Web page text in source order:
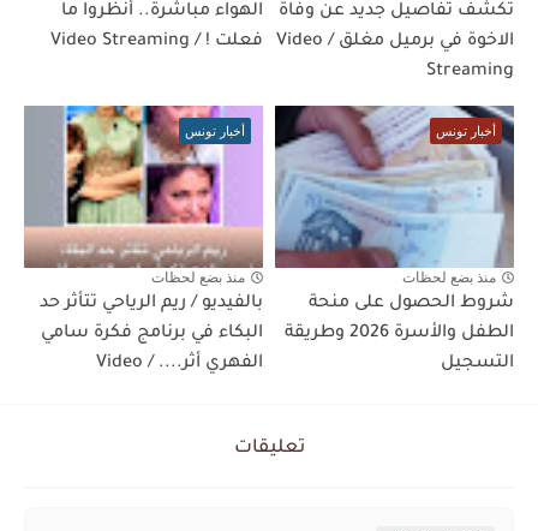
تكشف تفاصيل جديد عن وفاة
الاخوة في برميل مغلق / Video
Streaming
الهواء مباشرة.. أنظروا ما
فعلت ! / Video Streaming
أخبار تونس
منذ بضع لحظات
شروط الحصول على منحة
الطفل والأسرة 2026 وطريقة
التسجيل
أخبار تونس
منذ بضع لحظات
بالفيديو / ريم الرياحي تتأثر حد
البكاء في برنامج فكرة سامي
الفهري أثر.... / Video
تعليقات